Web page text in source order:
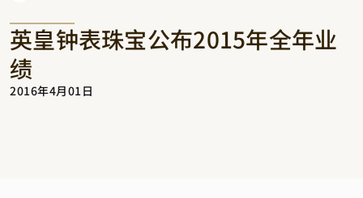
英皇钟表珠宝公布2015年全年业
绩
2016年4月01日